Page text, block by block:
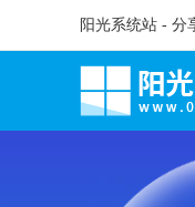
阳光系统站 - 分